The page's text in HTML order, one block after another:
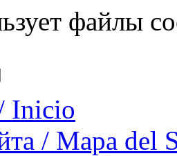
файлы
Inicio
/ Mapa del